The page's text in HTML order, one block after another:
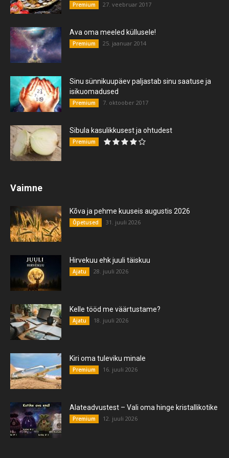
Premium 27. veebruar 2017
Ava oma meeled küllusele!
Premium 25. jaanuar 2014
Sinu sünnikuupäev paljastab sinu saatuse ja
isikuomadused
Premium 7. oktoober 2017
Sibula kasulikkusest ja ohtudest
Premium
Vaimne
Kõva ja pehme kuuseis augustis 2026
Õpetused 31. juuli 2026
Hirvekuu ehk juuli täiskuu
Ajatu 28. juuli 2026
Kelle tööd me väärtustame?
Ajatu 18. juuli 2026
Kiri oma tuleviku minale
Premium 16. juuli 2026
Alateadvustest – Vali oma hinge kristallikotike
Premium 12. juuli 2026